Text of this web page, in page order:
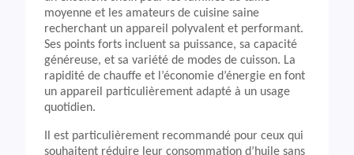
moyenne et les amateurs de cuisine saine
recherchant un appareil polyvalent et performant.
Ses points forts incluent sa puissance, sa capacité
généreuse, et sa variété de modes de cuisson. La
rapidité de chauffe et l’économie d’énergie en font
un appareil particulièrement adapté à un usage
quotidien.
Il est particulièrement recommandé pour ceux qui
souhaitent réduire leur consommation d’huile sans